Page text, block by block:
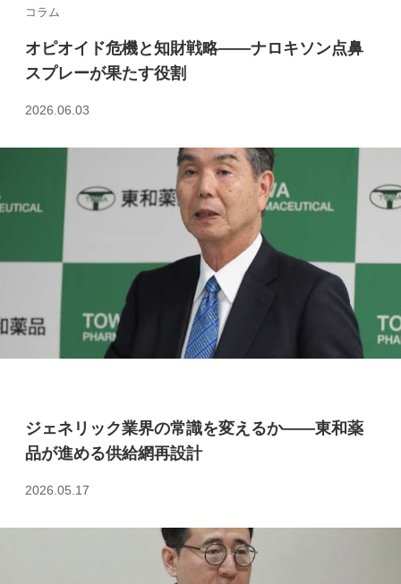
コラム
オピオイド危機と知財戦略――ナロキソン点鼻
スプレーが果たす役割
2026.06.03
ジェネリック業界の常識を変えるか――東和薬
品が進める供給網再設計
2026.05.17